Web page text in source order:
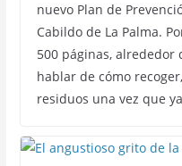
nuevo Plan de
Cabildo de La Palma.
500 páginas, alrededor
hablar de cómo
residuos una vez que